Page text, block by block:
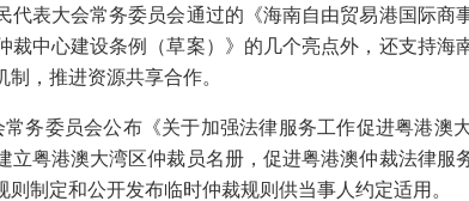
代表大会常务委员会通过的《海南自由贸易港国际商
裁中心建设条例（草案）》的几个亮点外，还支持海
，推进资源共享合作。
常务委员会公布《关于加强法律服务工作促进粤港澳
立粤港澳大湾区仲裁员名册，促进粤港澳仲裁法律服
制定和公开发布临时仲裁规则供当事人约定适用。